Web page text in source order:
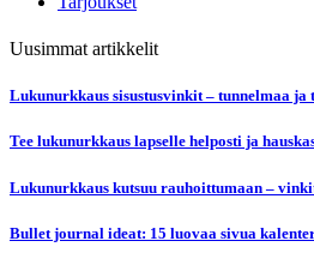
Uusimmat artikkelit
Lukunurkkaus sisustusvinkit – tunnelmaa
Tee lukunurkkaus lapselle helposti ja
Lukunurkkaus kutsuu rauhoittumaan –
Bullet journal ideat: 15 luovaa sivua